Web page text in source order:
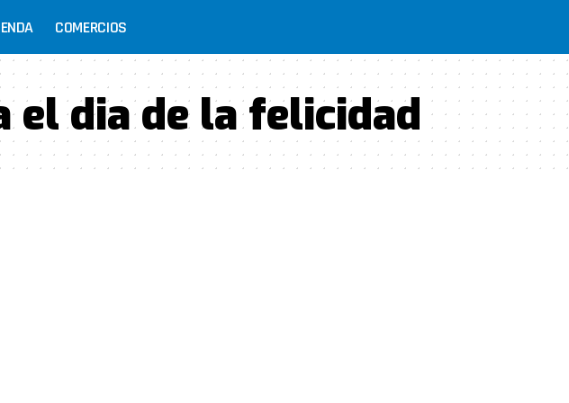
COMERCIOS
el dia de la felicidad